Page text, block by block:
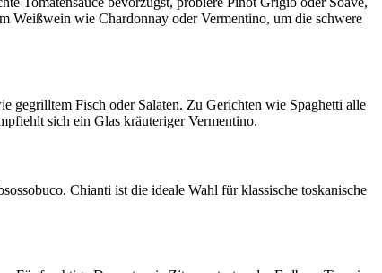
Weißwein wie Chardonnay oder Vermentino, um die schwere
gegrilltem Fisch oder Salaten. Zu Gerichten wie Spaghetti alle
sich ein Glas kräuteriger Vermentino.
Chianti ist die ideale Wahl für klassische toskanische